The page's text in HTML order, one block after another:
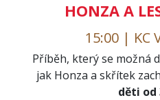
HONZA A
15:00 | KC
Příběh, který se možná
jak Honza a skřítek
děti od